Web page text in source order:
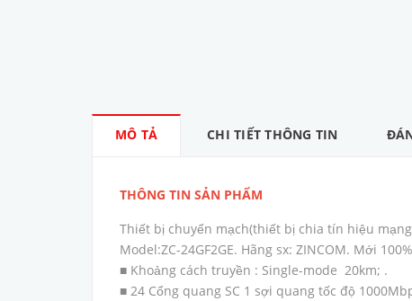
MÔ TẢ CHI TIẾT THÔNG TIN
THÔNG TIN SẢN PHẨM
Thiết bị chuyển mạch(thiết bị chia tín hiệu
Model:ZC-24GF2GE. Hãng sx: ZINCOM. Mới
■ Khoảng cách truyền : Single-mode 20km; .
■ 24 Cổng quang SC 1 sợi quang tốc độ